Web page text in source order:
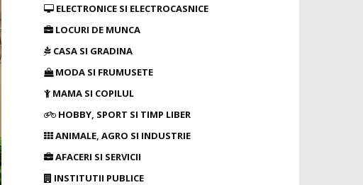
ELECTRONICE SI ELECTROCASNICE
LOCURI DE MUNCA
CASA SI GRADINA
MODA SI FRUMUSETE
MAMA SI COPILUL
HOBBY, SPORT SI TIMP LIBER
ANIMALE, AGRO SI INDUSTRIE
AFACERI SI SERVICII
INSTITUTII PUBLICE